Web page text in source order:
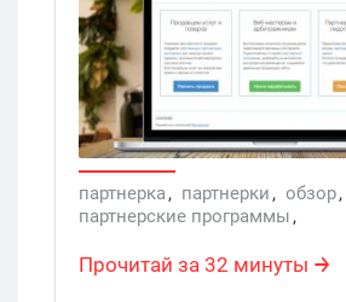
привычных всем списков
офферов с условиями и
которые выложены, как
витрине. Зато есть реклы,
распростертыми
весь ваш трафик + еще
него на аукционе. Есть
материалы, которые
каждого конкретного
партнерка, партнерки, обзор,
партнерские программы,
Кредит
Прочитай за 32 минуты